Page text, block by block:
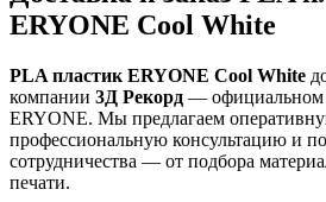
ERYONE Cool White
PLA пластик ERYONE Cool White
компании 3Д Рекорд — официальном
ERYONE. Мы предлагаем
профессиональную консультацию и
сотрудничества — от подбора
печати.